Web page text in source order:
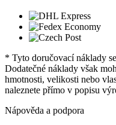
* Tyto doručovací náklady
Dodatečné náklady však
hmotnosti, velikosti nebo
naleznete přímo v popisu
Nápověda a podpora